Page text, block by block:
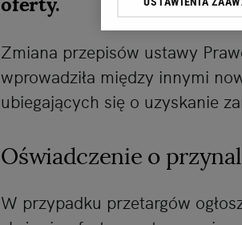
Zmiana przepisów ustawy
wprowadziła między innymi
ubiegających się o uzyskanie
Oświadczenie o
W przypadku przetargów
przetwarzania danych
My, nasi Zaufani
dokładnych danych
Przechowywanie
treści, badnie